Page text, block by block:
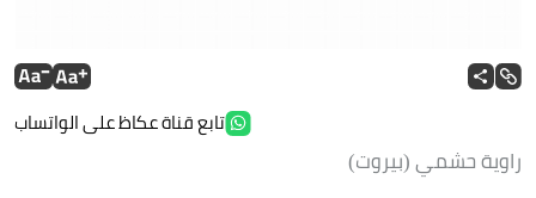
تابع قناة عكاظ على الواتساب
راوية حشمي (بيروت)